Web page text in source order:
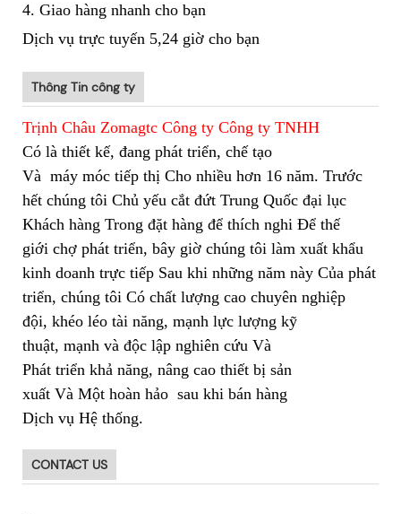
4. Giao hàng nhanh cho bạn
Dịch vụ trực tuyến 5,24 giờ cho bạn
Thông Tin công ty
Trịnh Châu Zomagtc Công ty Công ty TNHH
Có là thiết kế, đang phát triển, chế tạo
Và máy móc tiếp thị Cho nhiều hơn 16 năm. Trước
hết chúng tôi Chủ yếu cắt đứt Trung Quốc đại lục
Khách hàng Trong đặt hàng để thích nghi Để thế
giới chợ phát triển, bây giờ chúng tôi làm xuất khẩu
kinh doanh trực tiếp Sau khi những năm này Của phát
triển, chúng tôi Có chất lượng cao chuyên nghiệp
đội, khéo léo tài năng, mạnh lực lượng kỹ
thuật, mạnh và độc lập nghiên cứu Và
Phát triển khả năng, nâng cao thiết bị sản
xuất Và Một hoàn hảo sau khi bán hàng
Dịch vụ Hệ thống.
CONTACT US